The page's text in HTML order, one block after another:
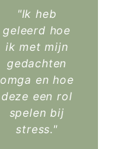
"Ik heb
geleerd hoe
ik met mijn
gedachten
omga en hoe
deze een rol
spelen bij
stress."